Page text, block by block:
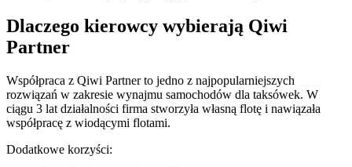
Dlaczego kierowcy wybierają Qiwi
Partner
Współpraca z Qiwi Partner to jedno z najpopularniejszych
rozwiązań w zakresie wynajmu samochodów dla taksówek. W
ciągu 3 lat działalności firma stworzyła własną flotę i nawiązała
współpracę z wiodącymi flotami.
Dodatkowe korzyści: